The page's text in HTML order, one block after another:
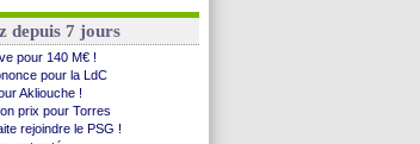
depuis 7 jours
pour 140 M€ !
pour la LdC
Akliouche !
prix pour Torres
rejoindre le PSG !